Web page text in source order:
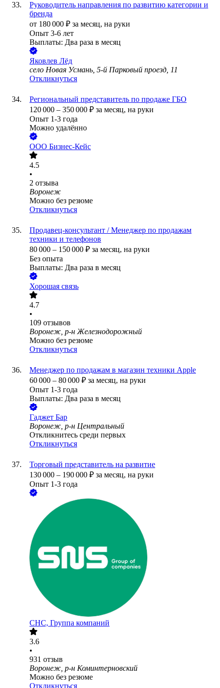
Руководитель направления по развитию категории и
бренда
от 180 000 ₽ за месяц, на руки
Опыт 3-6 лет
Выплаты: Два раза в месяц
Яковлев Лёд
село Новая Усмань, 5-й Парковый проезд, 11
Откликнуться
Региональный представитель по продаже ГБО
120 000 – 350 000 ₽ за месяц, на руки
Опыт 1-3 года
Можно удалённо
ООО Бизнес-Кейс
4.5
•
2 отзыва
Воронеж
Можно без резюме
Откликнуться
Продавец-консультант / Менеджер по продажам
техники и телефонов
80 000 – 150 000 ₽ за месяц, на руки
Без опыта
Выплаты: Два раза в месяц
Хорошая связь
4.7
•
109 отзывов
Воронеж, р-н Железнодорожный
Можно без резюме
Откликнуться
Менеджер по продажам в магазин техники Apple
60 000 – 80 000 ₽ за месяц, на руки
Опыт 1-3 года
Выплаты: Два раза в месяц
Гаджет Бар
Воронеж, р-н Центральный
Откликнитесь среди первых
Откликнуться
Торговый представитель на развитие
130 000 – 190 000 ₽ за месяц, на руки
Опыт 1-3 года
СНС, Группа компаний
3.6
•
931 отзыв
Воронеж, р-н Коминтерновский
Можно без резюме
Откликнуться